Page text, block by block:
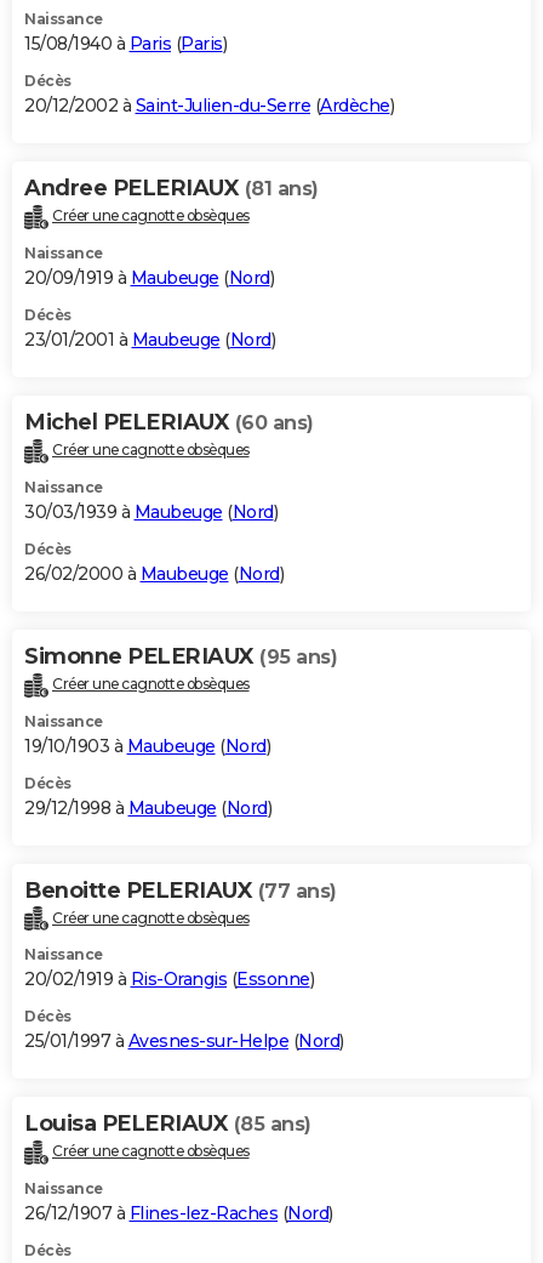
Naissance
15/08/1940 à Paris (Paris)
Décès
20/12/2002 à Saint-Julien-du-Serre (Ardèche)
Andree PELERIAUX (81 ans)
Créer une cagnotte obsèques
Naissance
20/09/1919 à Maubeuge (Nord)
Décès
23/01/2001 à Maubeuge (Nord)
Michel PELERIAUX (60 ans)
Créer une cagnotte obsèques
Naissance
30/03/1939 à Maubeuge (Nord)
Décès
26/02/2000 à Maubeuge (Nord)
Simonne PELERIAUX (95 ans)
Créer une cagnotte obsèques
Naissance
19/10/1903 à Maubeuge (Nord)
Décès
29/12/1998 à Maubeuge (Nord)
Benoitte PELERIAUX (77 ans)
Créer une cagnotte obsèques
Naissance
20/02/1919 à Ris-Orangis (Essonne)
Décès
25/01/1997 à Avesnes-sur-Helpe (Nord)
Louisa PELERIAUX (85 ans)
Créer une cagnotte obsèques
Naissance
26/12/1907 à Flines-lez-Raches (Nord)
Décès